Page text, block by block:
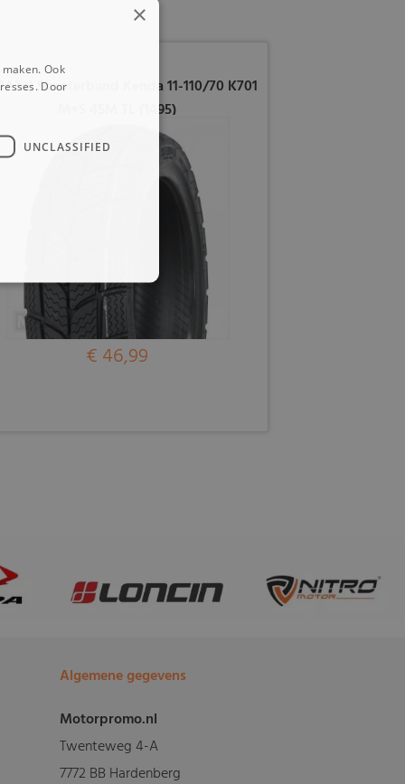
Scooterband Kenda 11-110/70 K701
M+S 45M TL (1495)
€ 46,99
Algemene gegevens
Motorpromo.nl
Twenteweg 4-A
7772 BB Hardenberg
×
Ook
Door
UNCLASSIFIED